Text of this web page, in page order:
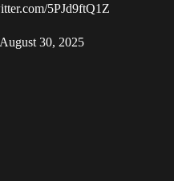
5PJd9ftQ1Z
August 30, 2025